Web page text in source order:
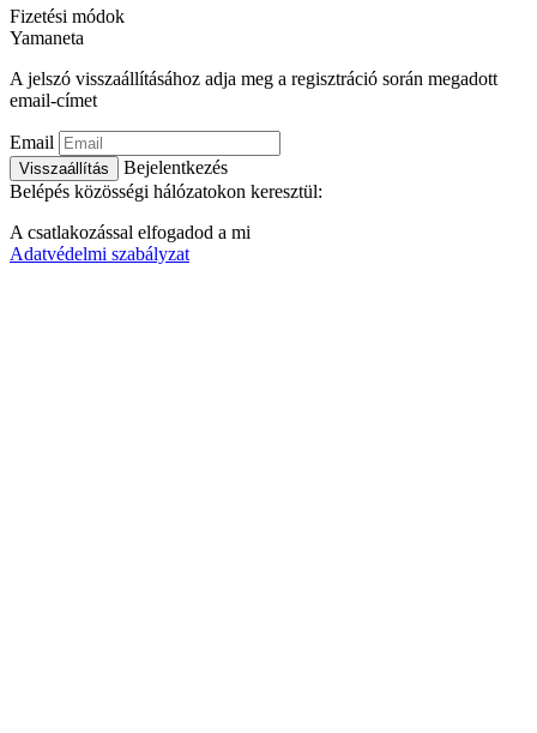
Fizetési módok
Yamaneta
A jelszó visszaállításához adja meg a regisztráció során megadott
email-címet
Email
Visszaállítás
Bejelentkezés
Belépés közösségi hálózatokon keresztül:
A csatlakozással elfogadod a mi
Adatvédelmi szabályzat